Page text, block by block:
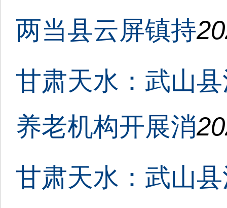
两当县云屏镇持
甘肃天水：武山
养老机构开展消
甘肃天水：武山